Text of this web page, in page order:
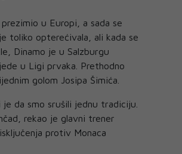
u Europi, a sada se
toliko opterećivala, ali kada se
Dinamo je u Salzburgu
u Ligi prvaka. Prethodno
golom Josipa Šimića.
da smo srušili jednu tradiciju.
rekao je glavni trener
protiv Monaca